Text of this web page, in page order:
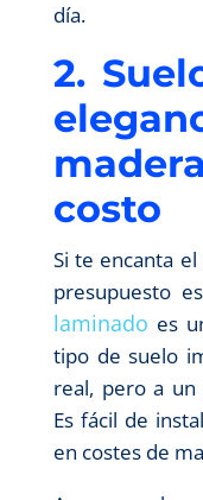
día.
2.
costo
Si te encanta
presupuesto
laminado es
tipo de suelo
real, pero a un
Es fácil de
en costes de